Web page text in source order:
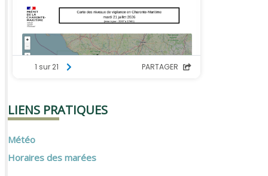
LIENS PRATIQUES
Météo
Horaires des marées